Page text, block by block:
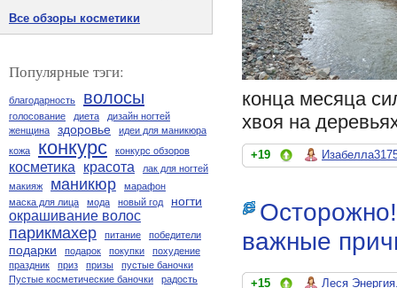
конца месяца
хвоя на
+19
важные
+15 Леся
Все обзоры косметики
Популярные тэги:
благодарность волосы
голосование диета
дизайн ногтей
женщина
здоровье
идеи для маникюра
кожа
конкурс конкурс обзоров
косметика красота
лак для ногтей
макияж
маникюр
марафон
маска для лица
мода новый год ногти
окрашивание волос
парикмахер питание победители
подарки подарок покупки
похудение
праздник
приз призы
пустые баночки
Пустые косметические баночки
радость